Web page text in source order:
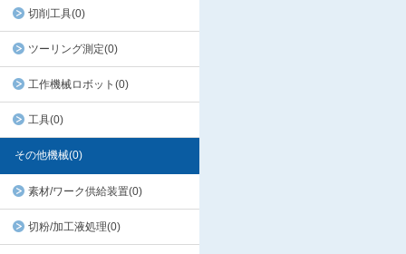
切削工具(0)
ツーリング測定(0)
工作機械ロボット(0)
工具(0)
その他機械(0)
素材/ワーク供給装置(0)
切粉/加工液処理(0)